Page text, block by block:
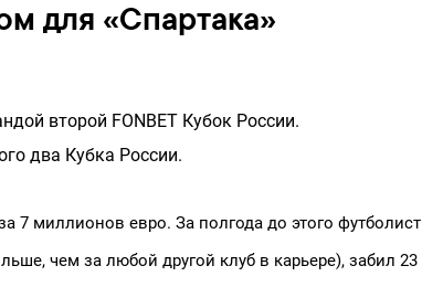
для «Спартака»
второй FONBET Кубок России.
два Кубка России.
7 миллионов евро. За полгода до этого футболист
чем за любой другой клуб в карьере), забил 23